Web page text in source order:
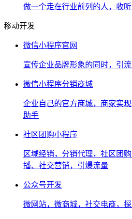
做一个走在行业前列的人，收
移动开发
微信小程序官网
宣传企业品牌形象的同时，引
微信小程序分销商城
企业自己的官方商城，商家实
助手
社区团购小程序
区域经销，分销代理，社区团
播、社交营销，引爆流量
公众号开发
微网站，微商城，社交电商，